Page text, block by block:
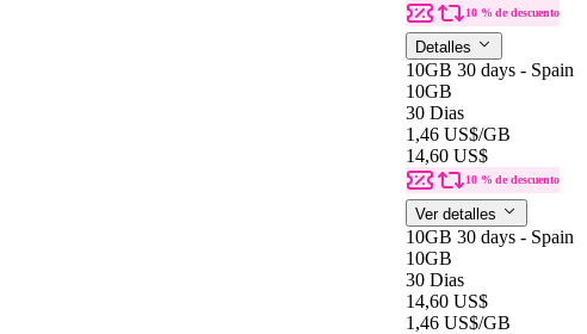
10 % de descuento
Detalles
10GB 30 days - Spain
10GB
30 Dias
1,46 US$/GB
14,60 US$
10 % de descuento
Ver detalles
10GB 30 days - Spain
10GB
30 Dias
14,60 US$
1,46 US$/GB